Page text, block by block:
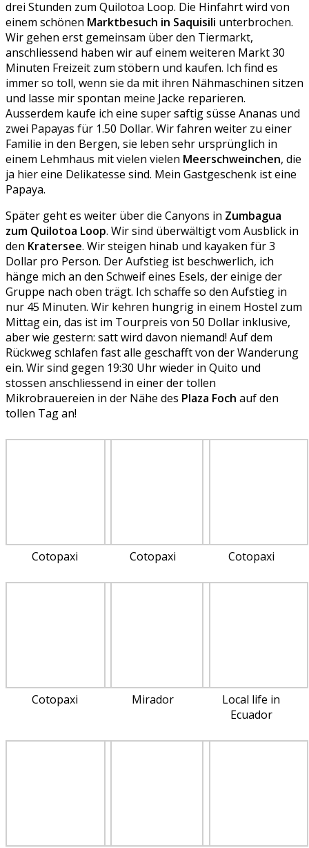
drei Stunden zum Quilotoa Loop. Die Hinfahrt wird von
einem schönen Marktbesuch in Saquisili unterbrochen.
Wir gehen erst gemeinsam über den Tiermarkt,
anschliessend haben wir auf einem weiteren Markt 30
Minuten Freizeit zum stöbern und kaufen. Ich find es
immer so toll, wenn sie da mit ihren Nähmaschinen sitzen
und lasse mir spontan meine Jacke reparieren.
Ausserdem kaufe ich eine super saftig süsse Ananas und
zwei Papayas für 1.50 Dollar. Wir fahren weiter zu einer
Familie in den Bergen, sie leben sehr ursprünglich in
einem Lehmhaus mit vielen vielen Meerschweinchen, die
ja hier eine Delikatesse sind. Mein Gastgeschenk ist eine
Papaya.
Später geht es weiter über die Canyons in Zumbagua
zum Quilotoa Loop. Wir sind überwältigt vom Ausblick in
den Kratersee. Wir steigen hinab und kayaken für 3
Dollar pro Person. Der Aufstieg ist beschwerlich, ich
hänge mich an den Schweif eines Esels, der einige der
Gruppe nach oben trägt. Ich schaffe so den Aufstieg in
nur 45 Minuten. Wir kehren hungrig in einem Hostel zum
Mittag ein, das ist im Tourpreis von 50 Dollar inklusive,
aber wie gestern: satt wird davon niemand! Auf dem
Rückweg schlafen fast alle geschafft von der Wanderung
ein. Wir sind gegen 19:30 Uhr wieder in Quito und
stossen anschliessend in einer der tollen
Mikrobrauereien in der Nähe des Plaza Foch auf den
tollen Tag an!
Cotopaxi Cotopaxi Cotopaxi
Cotopaxi Mirador
Local life in
Ecuador